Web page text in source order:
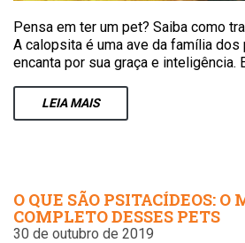
Pensa em ter um pet? Saiba como
A calopsita é uma ave da família
encanta por sua graça e inteligência.
LEIAMAIS
O QUE SÃO PSITACÍDEOS: O
COMPLETO DESSES PETS
30 de outubro de 2019